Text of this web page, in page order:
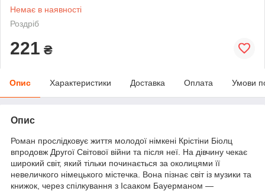
Немає в наявності
Роздріб
221 ₴
Опис Характеристики Доставка Оплата Умови
Опис
Роман прослідковує життя молодої німкені Крістіни Біолц
впродовж Другої Світової війни та після неї. На дівчину чекає
широкий світ, який тільки починається за околицями її
невеличкого німецького містечка. Вона пізнає світ із музики та
книжок, через спілкування з Ісааком Бауерманом —